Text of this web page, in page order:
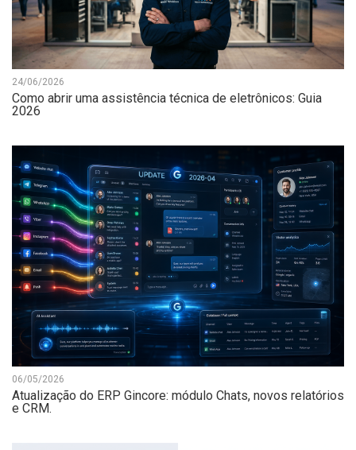
24/06/2026
Como abrir uma assistência técnica de eletrônicos: Guia
2026
06/05/2026
Atualização do ERP Gincore: módulo Chats, novos relatórios
e CRM.